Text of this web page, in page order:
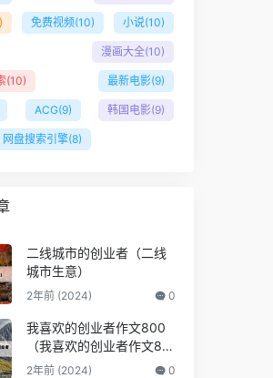
免费视频(10) 小说(10)
漫画大全(10)
(10) 最新电影(9)
ACG(9) 韩国电影(9)
网盘搜索引擎(8)
二线城市的创业者（二线
城市生意）
2年前 (2024) 0
我喜欢的创业者作文800
（我喜欢的创业者作文80
0字左右）
2年前 (2024) 0